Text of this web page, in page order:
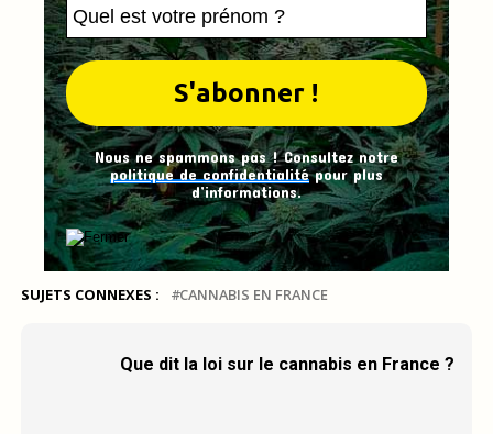
Nous ne spammons pas ! Consultez notre
politique de confidentialitépour plus
d’informations.
SUJETS CONNEXES : CANNABIS EN FRANCE
Que dit la loi sur le cannabis en France ?